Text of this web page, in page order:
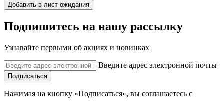
Добавить в лист ожидания
Подпишитесь на нашу рассылку
Узнавайте первыми об акциях и новинках
Введите адрес электронной почты
Подписаться
Нажимая на кнопку «Подписаться», вы соглашаетесь с